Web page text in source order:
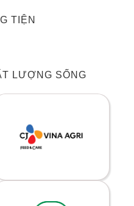
TIỆN
LƯỢNG SỐNG